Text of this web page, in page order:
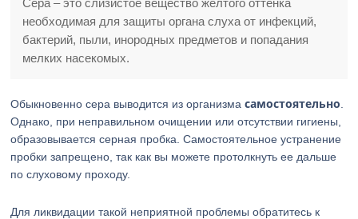
Сера – это слизистое вещество желтого оттенка
необходимая для защиты органа слуха от инфекций,
бактерий, пыли, инородных предметов и попадания
мелких насекомых.
Обыкновенно сера выводится из организмасамостоятельно
Однако, при неправильном очищении или отсутствии гигиены,
образовывается серная пробка. Самостоятельное устранение
пробки запрещено, так как вы можете протолкнуть ее дальше
по слуховому проходу.
Для ликвидации такой неприятной проблемы обратитесь к